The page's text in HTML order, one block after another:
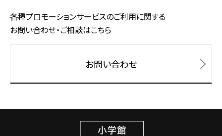
各種プロモーションサービスのご利用に関する
お問い合わせ・ご相談はこちら
お問い合わせ